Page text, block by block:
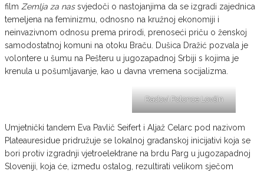
film Zemlja za nassvjedoči o nastojanjima da se izgradi zajednica
temeljena na feminizmu, odnosno na kružnoj ekonomiji i
neinvazivnom odnosu prema prirodi, prenoseći priču o ženskoj
samodostatnoj komuni na otoku Braču. Dušica Dražić pozvala je
volontere u šumu na Pešteru u jugozapadnoj Srbiji s kojima je
krenula u pošumljavanje, kao u davna vremena socijalizma.
Radovi Polonce Lovšin
Umjetnički tandem Eva Pavlič Seifert i Aljaž Celarc pod nazivom
Plateauresidue pridružuje se lokalnoj građanskoj inicijativi koja se
bori protiv izgradnji vjetroelektrane na brdu Parg u jugozapadnoj
Sloveniji, koja će, između ostalog, rezultirati velikom sječom